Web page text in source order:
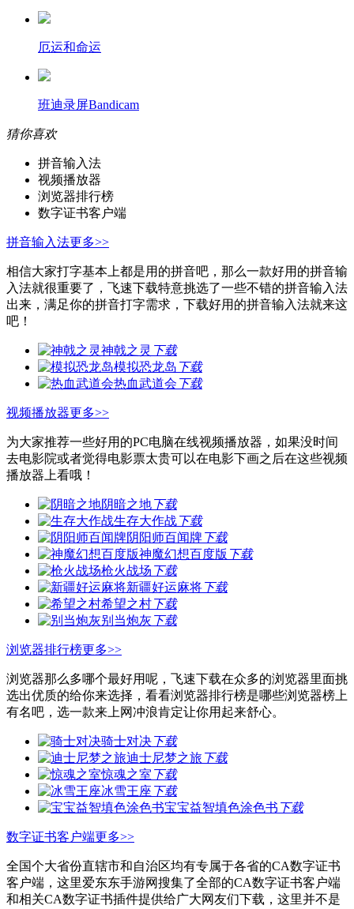
厄运和命运
班迪录屏Bandicam
猜你喜欢
拼音输入法
视频播放器
浏览器排行榜
数字证书客户端
拼音输入法更多>>
相信大家打字基本上都是用的拼音吧，那么一款好用的拼音输
入法就很重要了，飞速下载特意挑选了一些不错的拼音输入法
出来，满足你的拼音打字需求，下载好用的拼音输入法就来这
吧！
神戟之灵 下载
模拟恐龙岛 下载
热血武道会 下载
视频播放器更多>>
为大家推荐一些好用的PC电脑在线视频播放器，如果没时间
去电影院或者觉得电影票太贵可以在电影下画之后在这些视频
播放器上看哦！
阴暗之地下载
生存大作战下载
阴阳师百闻牌下载
神魔幻想百度版 下载
枪火战场 下载
新疆好运麻将下载
希望之村下载
别当炮灰 下载
浏览器排行榜更多>>
浏览器那么多哪个最好用呢，飞速下载在众多的浏览器里面挑
选出优质的给你来选择，看看浏览器排行榜是哪些浏览器榜上
有名吧，选一款来上网冲浪肯定让你用起来舒心。
骑士对决下载
迪士尼梦之旅 下载
惊魂之室 下载
冰雪王座 下载
宝宝益智填色涂色书 下载
数字证书客户端更多>>
全国个大省份直辖市和自治区均有专属于各省的CA数字证书
客户端，这里爱东东手游网搜集了全部的CA数字证书客户端
和相关CA数字证书插件提供给广大网友们下载，这里并不是